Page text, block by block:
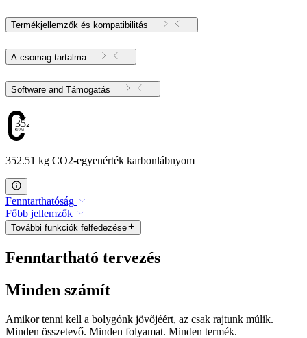
Termékjellemzők és kompatibilitás
A csomag tartalma
Software and Támogatás
352.51
352.51 kg CO2-egyenérték karbonlábnyom
Fenntarthatóság
Főbb jellemzők
További funkciók felfedezése
Fenntartható tervezés
Minden számít
Amikor tenni kell a bolygónk jövőjéért, az csak rajtunk múlik.
Minden összetevő. Minden folyamat. Minden termék.